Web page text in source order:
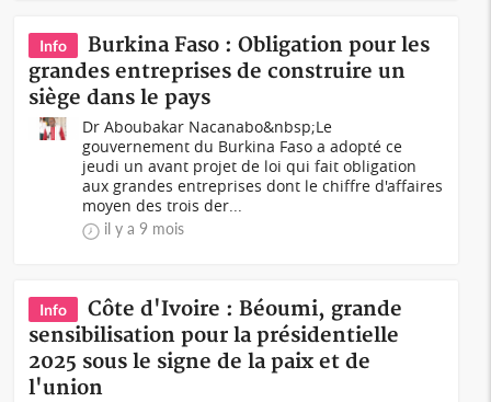
Info
Burkina Faso : Obligation pour les
grandes entreprises de construire un
siège dans le pays
Dr Aboubakar Nacanabo&nbsp;Le
gouvernement du Burkina Faso a adopté ce
jeudi un avant projet de loi qui fait obligation
aux grandes entreprises dont le chiffre d'affaires
moyen des trois der...
il y a 9 mois
Info
Côte d'Ivoire : Béoumi, grande
sensibilisation pour la présidentielle
2025 sous le signe de la paix et de
l'union